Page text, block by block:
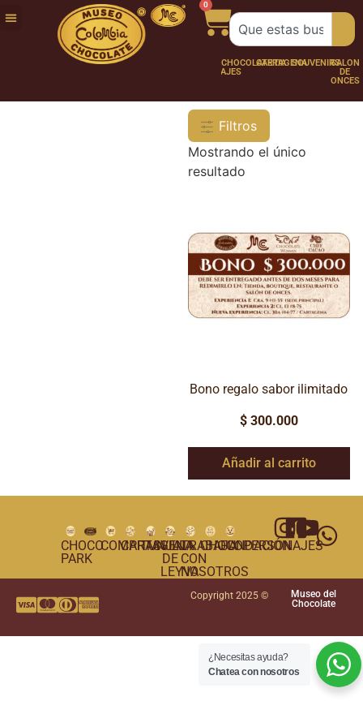
0
FUNDACIÓNNUESTRA
PERSONAJES
CHOCOLATERÍA
CARTAGENASOUVENIRSSALÓN
DE
ONCES
Filtros
Mostrando el único
resultado
Bono regalo sabor ilimitado
$300.000
Añadir al carrito
CHOCO
PARK
COMPRAS
CARTAGENA
TUNJA
VILLA
DE
LEYVA
TRABAJA
CON
NOSOTROS
CHOCOPERSONAJES
FUNDACIÓN
Copyright 2025 ©
Museo del
Chocolate
¿Necesitas ayuda?
Chatea con nosotros